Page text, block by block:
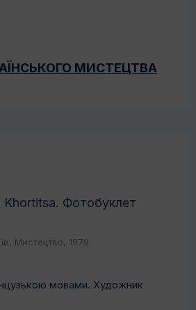
МИСТЕЦТВА
Khortitsa. Фотобуклет
Мистецтво, 1979.
мовами. Художник